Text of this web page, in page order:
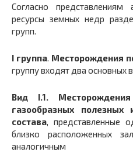
Согласно
ресурсы земных недр
групп.
I группа. Месторождения
группу входят два основных
Вид I.1.
газообразных полезных
состава , представленные
близко расположенных
аналогичным